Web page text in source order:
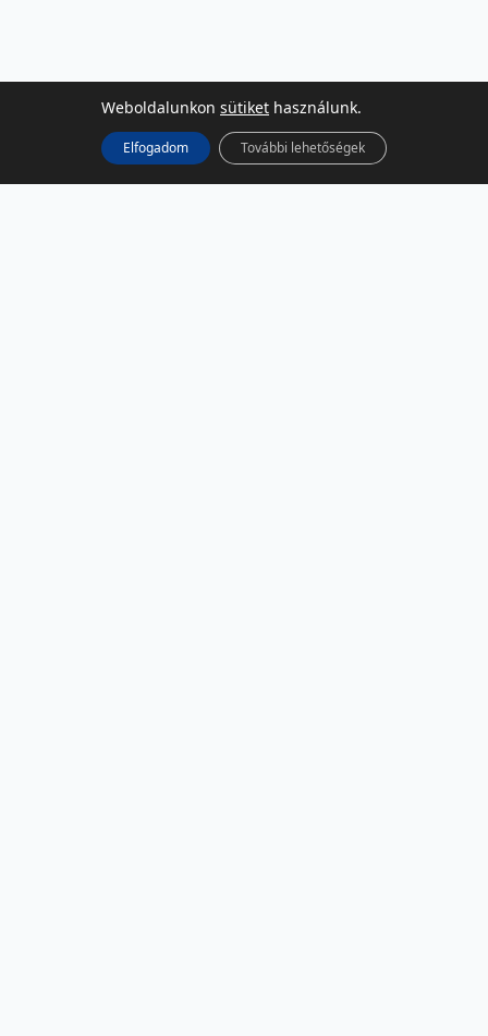
Weboldalunkon sütiket használunk.
Elfogadom További lehetőségek